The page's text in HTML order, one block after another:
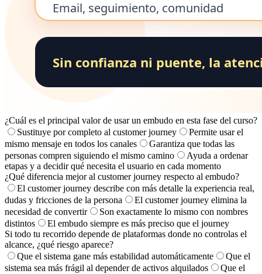
¿Cuál es el principal valor de usar un embudo en esta fase del curso?
Sustituye por completo al customer journey
Permite usar el
mismo mensaje en todos los canales
Garantiza que todas las
personas compren siguiendo el mismo camino
Ayuda a ordenar
etapas y a decidir qué necesita el usuario en cada momento
¿Qué diferencia mejor al customer journey respecto al embudo?
El customer journey describe con más detalle la experiencia real,
dudas y fricciones de la persona
El customer journey elimina la
necesidad de convertir
Son exactamente lo mismo con nombres
distintos
El embudo siempre es más preciso que el journey
Si todo tu recorrido depende de plataformas donde no controlas el
alcance, ¿qué riesgo aparece?
Que el sistema gane más estabilidad automáticamente
Que el
sistema sea más frágil al depender de activos alquilados
Que el